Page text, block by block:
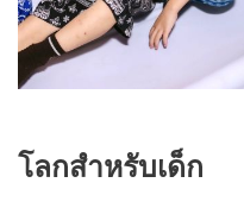
โลกสำหรับเด็ก